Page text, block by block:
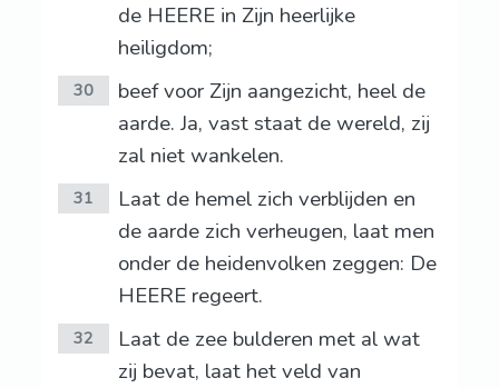
de HEERE in Zijn heerlijke
heiligdom;
30
beef voor Zijn aangezicht, heel de
aarde. Ja, vast staat de wereld, zij
zal niet wankelen.
31
Laat de hemel zich verblijden en
de aarde zich verheugen, laat men
onder de heidenvolken zeggen: De
HEERE regeert.
32
Laat de zee bulderen met al wat
zij bevat, laat het veld van